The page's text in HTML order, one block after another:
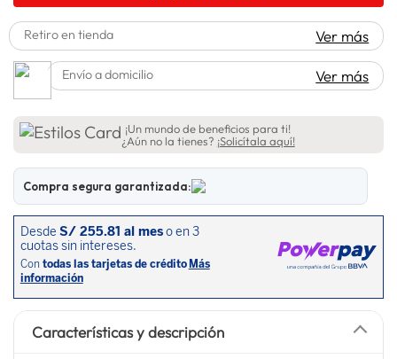
10. spiderman
Retiro en tienda Ver más
Envío a domicilio Ver más
¡Un mundo de beneficios para ti!
¿Aún no la tienes? ¡Solicítala aquí!
Compra segura garantizada:
Características y descripción